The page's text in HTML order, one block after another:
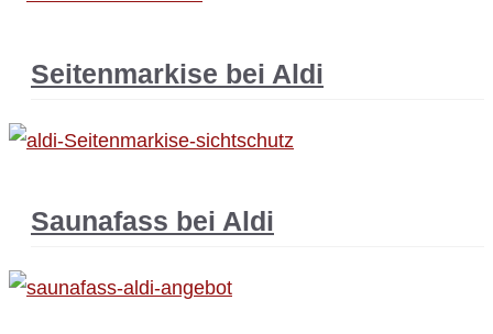
Seitenmarkise bei Aldi
Saunafass bei Aldi